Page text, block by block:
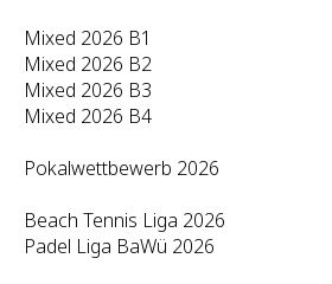
Mixed 2026 B1
Mixed 2026 B2
Mixed 2026 B3
Mixed 2026 B4
Pokalwettbewerb 2026
Beach Tennis Liga 2026
Padel Liga BaWü 2026